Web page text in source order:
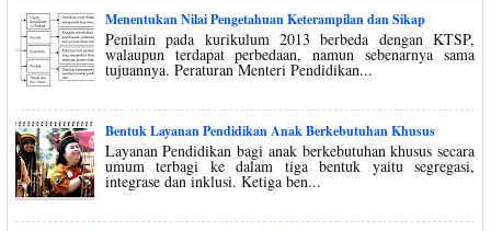
Menentukan Nilai Pengetahuan Keterampilan dan Sikap
Penilain pada kurikulum 2013 berbeda dengan KTSP,
walaupun terdapat perbedaan, namun sebenarnya sama
tujuannya. Peraturan Menteri Pendidikan...
Bentuk Layanan Pendidikan Anak Berkebutuhan Khusus
Layanan Pendidikan bagi anak berkebutuhan khusus secara
umum terbagi ke dalam tiga bentuk yaitu segregasi,
integrase dan inklusi. Ketiga ben...